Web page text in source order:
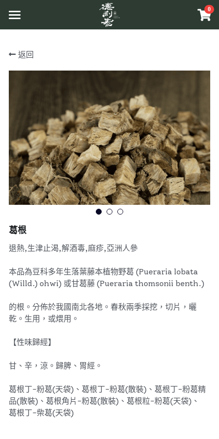
0
首頁
品牌介紹
原相工法
中草藥原料
辛香料植物
原草入茶
原香提味
原相養生
互動體驗
關於活動
更多資訊
相關報導
相關網站
Facebook
搜索
返回
葛根
退熱,生津止渴,解酒毒,麻疹,亞洲人參
本品為豆科多年生落葉藤本植物野葛 (Pueraria lobata
(Willd.) ohwi) 或甘葛藤 (Pueraria thomsonii benth.)
的根。分佈於我國南北各地。春秋兩季採挖，切片，曬
乾。生用，或煨用。
【性味歸經】
甘、辛，涼。歸脾、胃經。
葛根丁-粉葛(天袋)、葛根丁-粉葛(散裝)、葛根丁-粉葛精
品(散裝)、葛根角片-粉葛(散裝)、葛根粒-粉葛(天袋)、
葛根丁-柴葛(天袋)
×
商品分類
所有商品分類